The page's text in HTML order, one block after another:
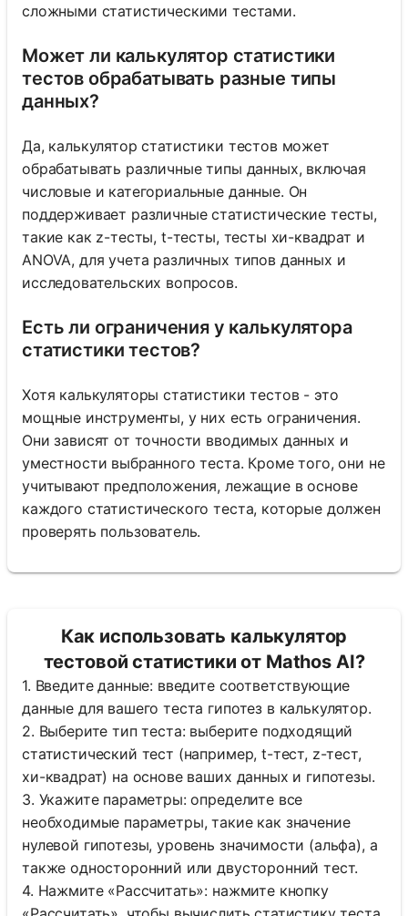
сложными статистическими тестами.
Может ли калькулятор статистики
тестов обрабатывать разные типы
данных?
Да, калькулятор статистики тестов может
обрабатывать различные типы данных, включая
числовые и категориальные данные. Он
поддерживает различные статистические тесты,
такие как z-тесты, t-тесты, тесты хи-квадрат и
ANOVA, для учета различных типов данных и
исследовательских вопросов.
Есть ли ограничения у калькулятора
статистики тестов?
Хотя калькуляторы статистики тестов - это
мощные инструменты, у них есть ограничения.
Они зависят от точности вводимых данных и
уместности выбранного теста. Кроме того, они не
учитывают предположения, лежащие в основе
каждого статистического теста, которые должен
проверять пользователь.
Как использовать калькулятор
тестовой статистики от Mathos AI?
1. Введите данные: введите соответствующие
данные для вашего теста гипотез в калькулятор.
2. Выберите тип теста: выберите подходящий
статистический тест (например, t-тест, z-тест,
хи-квадрат) на основе ваших данных и гипотезы.
3. Укажите параметры: определите все
необходимые параметры, такие как значение
нулевой гипотезы, уровень значимости (альфа), а
также односторонний или двусторонний тест.
4. Нажмите «Рассчитать»: нажмите кнопку